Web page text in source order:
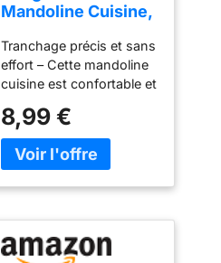
Mandoline Cuisine,
Réglable 1–4 mm
Tranchage précis et sans
effort – Cette mandoline
cuisine est confortable et
permet d’obtenir des
tranches fines, nettes et
régulières avec un
cuisinier expérimenté,
elle est simple et intuitive
à prendre en main
8,99 €